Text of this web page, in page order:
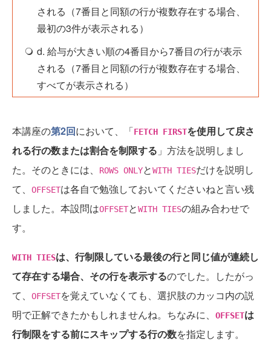
される（7番目と同額の行が複数存在する場合、
最初の3件が表示される）
d. 給与が大きい順の4番目から7番目の行が表示
される（7番目と同額の行が複数存在する場合、
すべてが表示される）
本講座の第2回において、「FETCH FIRSTを使用して戻さ
れる行の数または割合を制限する 」方法を説明しまし
た。そのときには、
ROWS ONLYとWITH TIESだけを説明し
て、
OFFSETは各自で勉強しておいてくださいねと言い残
しました。本設問はOFFSETとWITH TIESの組み合わせで
す。
WITH TIESは、行制限している最後の行と同じ値が連続し
て存在する場合、その行を表示するのでした。したがっ
て、
OFFSETを覚えていなくても、選択肢のカッコ内の説
明で正解できたかもしれませんね。ちなみに、
OFFSETは
行制限をする前にスキップする行の数を指定します。